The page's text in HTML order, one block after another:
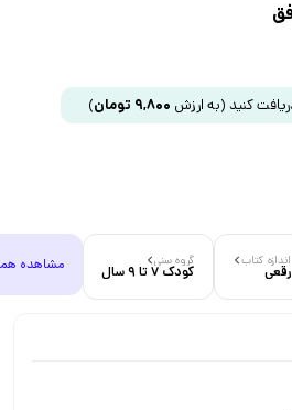
کنید (به ارزش 9,800 تومان)
اندازه کتاب
رقعی
گروه سنی
کودک 7 تا 9 سال مشاهده